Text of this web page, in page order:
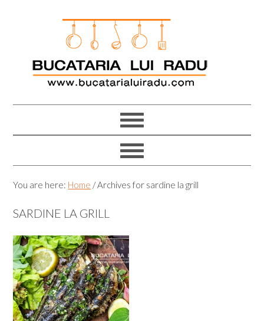
You are here: Home /Archives for sardine la grill
SARDINE LA GRILL